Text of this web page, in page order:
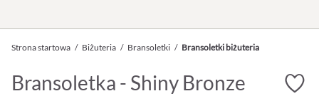
Strona startowa / Biżuteria / Bransoletki / Bransoletki biżuteria
Bransoletka - Shiny Bronze